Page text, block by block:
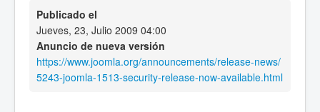
Publicado el
Jueves, 23, Julio 2009 04:00
Anuncio de nueva versión
https://www.joomla.org/announcements/release-news/
5243-joomla-1513-security-release-now-available.html